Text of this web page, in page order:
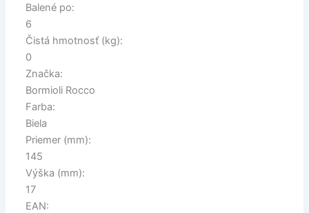
Balené po:
6
Čistá hmotnosť (kg):
0
Značka:
Bormioli Rocco
Farba:
Biela
Priemer (mm):
145
Výška (mm):
17
EAN: